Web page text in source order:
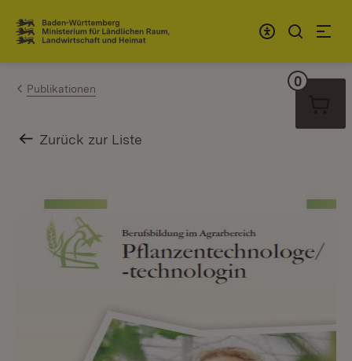
Zum Inhalt springen
Link zur Startseite
Publikationen
Zurück zur Liste
0